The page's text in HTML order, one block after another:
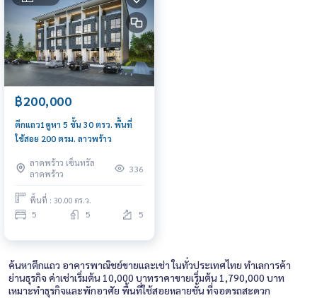
฿200,000
ตึกแถว1คูหา 5 ชั้น 30 ตรว. พื้นที่
ใช้สอย 200 ตรม. ลาวพร้าว
ลาดพร้าว เซ็นทรัล
ลาดพร้าว
336
พื้นที่ : 30.00 ตร.ว.
5 5 5
ค้นหาตึกแถว อาคารพาณิชย์ขายและเช่า ในทั่วประเทศไทย ทำเลการค้า
ย่านธุรกิจ ค่าเช่าเริ่มต้น 10,000 บาทราคาขายเริ่มต้น 1,790,000 บาท
เหมาะทำธุรกิจและพักอาศัย พื้นที่ใช้สอยหลายชั้น ที่จอดรถสะดวก